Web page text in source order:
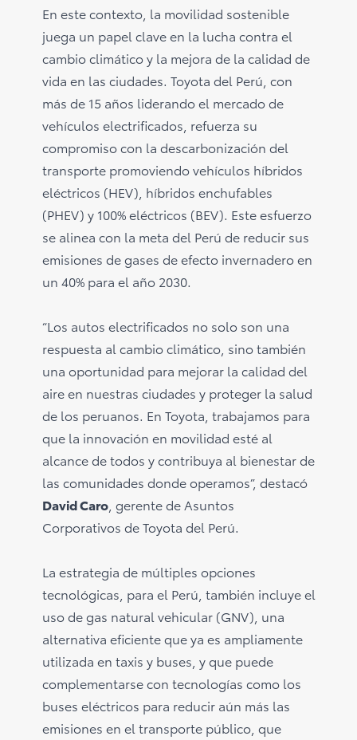
En este contexto, la movilidad sostenible
juega un papel clave en la lucha contra el
cambio climático y la mejora de la calidad de
vida en las ciudades. Toyota del Perú, con
más de 15 años liderando el mercado de
vehículos electrificados, refuerza su
compromiso con la descarbonización del
transporte promoviendo vehículos híbridos
eléctricos (HEV), híbridos enchufables
(PHEV) y 100% eléctricos (BEV). Este esfuerzo
se alinea con la meta del Perú de reducir sus
emisiones de gases de efecto invernadero en
un 40% para el año 2030.
“Los autos electrificados no solo son una
respuesta al cambio climático, sino también
una oportunidad para mejorar la calidad del
aire en nuestras ciudades y proteger la salud
de los peruanos. En Toyota, trabajamos para
que la innovación en movilidad esté al
alcance de todos y contribuya al bienestar de
las comunidades donde operamos”, destacó
David Caro, gerente de Asuntos
Corporativos de Toyota del Perú.
La estrategia de múltiples opciones
tecnológicas, para el Perú, también incluye el
uso de gas natural vehicular (GNV), una
alternativa eficiente que ya es ampliamente
utilizada en taxis y buses, y que puede
complementarse con tecnologías como los
buses eléctricos para reducir aún más las
emisiones en el transporte público, que